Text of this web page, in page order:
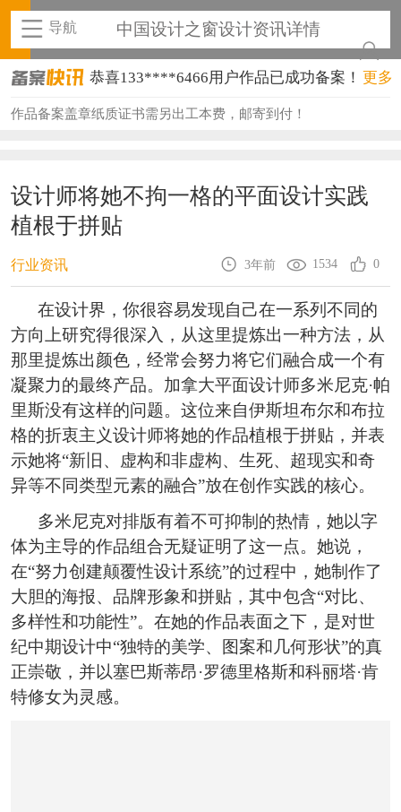
导航 中国设计之窗设计资讯详情
恭喜133****6466用户作品已成功备案！
恭喜131****1475用户作品已成功备案！
恭喜138****8638用户作品已成功备案！
恭喜133****9020用户作品已成功备案！
恭喜136****9807用户作品已成功备案！
恭喜159****4930用户作品已成功备案！
恭喜150****6483用户作品已成功备案！
恭喜131****2473用户作品已成功备案！
恭喜159****4201用户作品已成功备案！
更多
作品备案盖章纸质证书需另出工本费，邮寄到付！
设计师将她不拘一格的平面设计实践
植根于拼贴
行业资讯 3年前 1534 0
在设计界，你很容易发现自己在一系列不同的
方向上研究得很深入，从这里提炼出一种方法，从
那里提炼出颜色，经常会努力将它们融合成一个有
凝聚力的最终产品。加拿大平面设计师多米尼克·帕
里斯没有这样的问题。这位来自伊斯坦布尔和布拉
格的折衷主义设计师将她的作品植根于拼贴，并表
示她将“新旧、虚构和非虚构、生死、超现实和奇
异等不同类型元素的融合”放在创作实践的核心。
多米尼克对排版有着不可抑制的热情，她以字
体为主导的作品组合无疑证明了这一点。她说，
在“努力创建颠覆性设计系统”的过程中，她制作了
大胆的海报、品牌形象和拼贴，其中包含“对比、
多样性和功能性”。在她的作品表面之下，是对世
纪中期设计中“独特的美学、图案和几何形状”的真
正崇敬，并以塞巴斯蒂昂·罗德里格斯和科丽塔·肯
特修女为灵感。